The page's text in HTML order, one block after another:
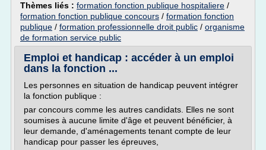
Thèmes liés : formation fonction publique hospitaliere /
formation fonction publique concours / formation fonction
publique / formation professionnelle droit public / organisme
de formation service public
Emploi et handicap : accéder à un emploi
dans la fonction ...
Les personnes en situation de handicap peuvent intégrer
la fonction publique :
par concours comme les autres candidats. Elles ne sont
soumises à aucune limite d'âge et peuvent bénéficier, à
leur demande, d'aménagements tenant compte de leur
handicap pour passer les épreuves,